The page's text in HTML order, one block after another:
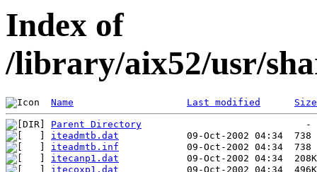
Index of
/library/aix52/usr/
Name Last modified Size
Parent Directory
iteadmtb.dat
iteadmtb.inf
itecanp1.dat
itecoxp1.dat